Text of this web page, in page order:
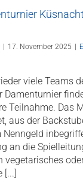
17. November 2025
viele Teams
Damenturnier
Teilnahme. Das
aus der
an die
vegetarisches
[...]